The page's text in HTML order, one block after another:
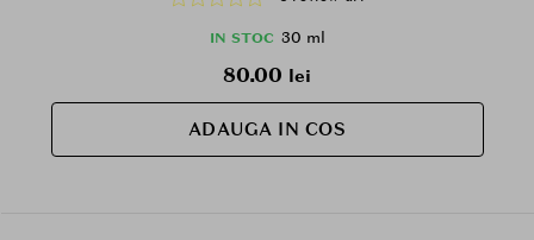
tenului si la mentinerea confortului la aplicare
IN STOC 30 ml
80.00 lei
ADAUGA IN COS